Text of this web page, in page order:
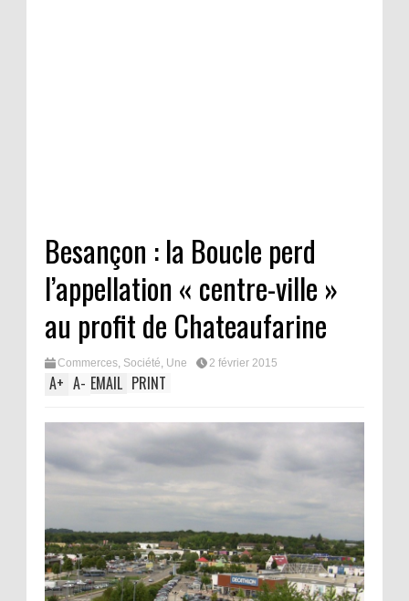
Besançon : la Boucle perd
l’appellation « centre-ville »
au profit de Chateaufarine
Commerces, Société, Une 2 février 2015
A+ A- EMAIL PRINT